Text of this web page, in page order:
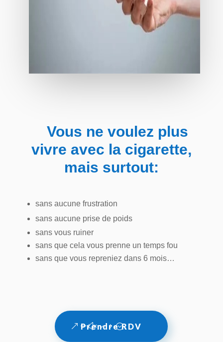
Vous ne voulez plus
vivre avec la cigarette,
mais surtout:
sans aucune frustration
sans aucune prise de poids
sans vous ruiner
sans que cela vous prenne un temps fou
sans que vous repreniez dans 6 mois…
Prendre RDV